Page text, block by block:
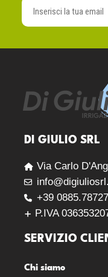
DI GIULIO SRL
Via Carlo
+39
P.IVA
SERVIZIO
Chi siamo